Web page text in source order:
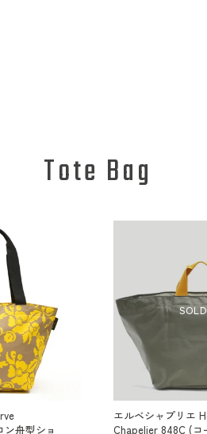
Tote Bag
舟型ショ
エルベシャプリエ
Chapelier 848C (コ